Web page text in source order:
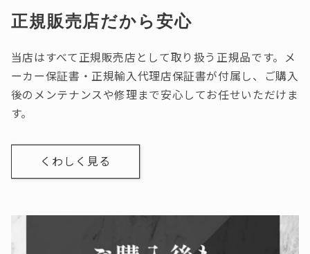
正規販売店だから安心
当店はすべて正規販売店として取り扱う正規品です。メ
ーカー保証書・正規輸入代理店保証書が付属し、ご購入
後のメンテナンスや修理まで安心してお任せいただけま
す。
くわしく見る